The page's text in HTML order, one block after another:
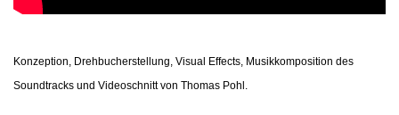
Konzeption, Drehbucherstellung, Visual Effects, Musikkomposition des
Soundtracks und Videoschnitt von Thomas Pohl.